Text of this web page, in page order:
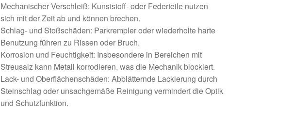
Mechanischer Verschleiß: Kunststoff- oder Federteile nutzen
sich mit der Zeit ab und können brechen.
Schlag- und Stoßschäden: Parkrempler oder wiederholte harte
Benutzung führen zu Rissen oder Bruch.
Korrosion und Feuchtigkeit: Insbesondere in Bereichen mit
Streusalz kann Metall korrodieren, was die Mechanik blockiert.
Lack- und Oberflächenschäden: Abblätternde Lackierung durch
Steinschlag oder unsachgemäße Reinigung vermindert die Optik
und Schutzfunktion.